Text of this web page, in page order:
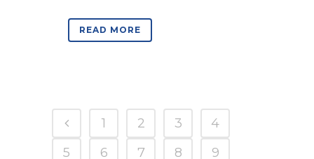
READ MORE
1 2 3
4
5
6 7 8
9